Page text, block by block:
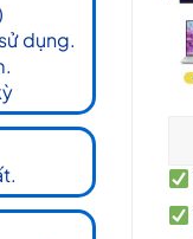
dụng.